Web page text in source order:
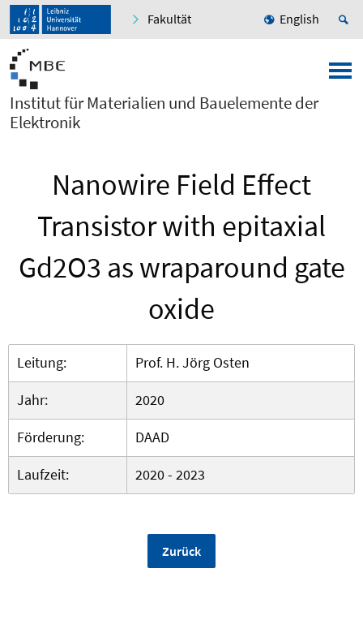
Fakultät English
Institut für Materialien und Bauelemente der
Elektronik
Nanowire Field Effect
Transistor with epitaxial
Gd2O3 as wraparound gate
oxide
Leitung:
Prof. H. Jörg Osten
Jahr:
2020
Förderung:
DAAD
Laufzeit:
2020 - 2023
Zurück